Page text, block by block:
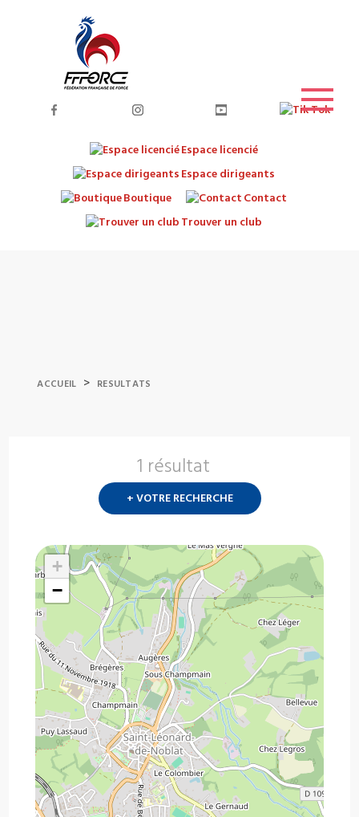
Espace licencié
Espace dirigeants
Boutique
Contact
Trouver un club
ACCUEIL > RESULTATS
1 résultat
+ VOTRE RECHERCHE
+
−